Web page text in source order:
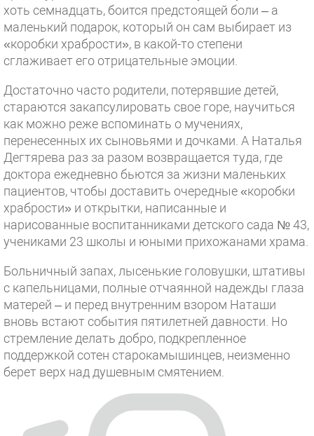
хоть семнадцать, боится предстоящей боли – а
маленький подарок, который он сам выбирает из
«коробки храбрости», в какой-то степени
сглаживает его отрицательные эмоции.
Достаточно часто родители, потерявшие детей,
стараются закапсулировать свое горе, научиться
как можно реже вспоминать о мучениях,
перенесенных их сыновьями и дочками. А Наталья
Дегтярева раз за разом возвращается туда, где
доктора ежедневно бьются за жизни маленьких
пациентов, чтобы доставить очередные «коробки
храбрости» и открытки, написанные и
нарисованные воспитанниками детского сада № 43,
учениками 23 школы и юными прихожанами храма.
Больничный запах, лысенькие головушки, штативы
с капельницами, полные отчаянной надежды глаза
матерей – и перед внутренним взором Наташи
вновь встают события пятилетней давности. Но
стремление делать добро, подкрепленное
поддержкой сотен старокамышинцев, неизменно
берет верх над душевным смятением.